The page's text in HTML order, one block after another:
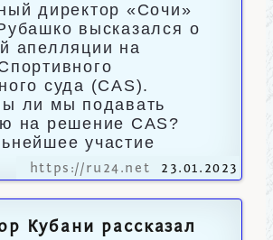
директор «Сочи»
высказался о
апелляции на
суда (CAS).
ли мы подавать
на решение CAS?
участие
https://ru24.net 23.01.2023
Кубани рассказал